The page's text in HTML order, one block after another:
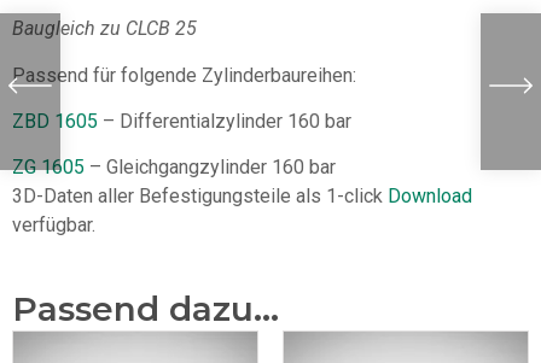
Baugleich zu CLCB 25
Passend für folgende Zylinderbaureihen:
ZBD 1605 – Differentialzylinder 160 bar
ZG 1605 – Gleichgangzylinder 160 bar
3D-Daten aller Befestigungsteile als 1-click Download
verfügbar.
Passend dazu...